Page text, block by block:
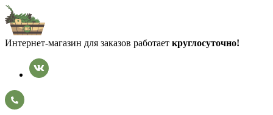
Интернет-магазин для заказов работает круглосуточно!